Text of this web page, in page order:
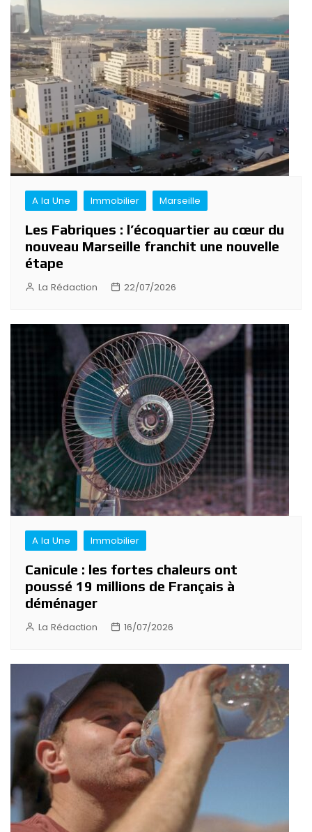
A la Une Immobilier Marseille
Les Fabriques : l’écoquartier au cœur du
nouveau Marseille franchit une nouvelle
étape
La Rédaction 22/07/2026
A la Une Immobilier
Canicule : les fortes chaleurs ont
poussé 19 millions de Français à
déménager
La Rédaction 16/07/2026